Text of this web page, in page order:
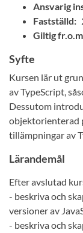
Ansvarig
Fastställd:
Giltig
Syfte
Kursen lär ut
av TypeScript,
Dessutom
objektorienterad
tillämpningar av
Lärandemål
Efter avslutad
- beskriva och
versioner av
- beskriva och